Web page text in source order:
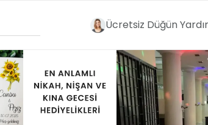
Ücretsiz Düğün